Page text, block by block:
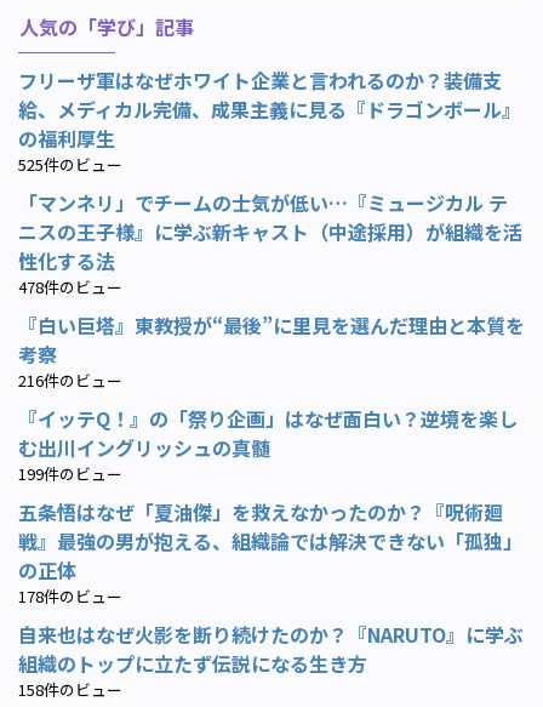
人気の「学び」記事
フリーザ軍はなぜホワイト企業と言われるのか？装備支
給、メディカル完備、成果主義に見る『ドラゴンボール』
の福利厚生
525件のビュー
「マンネリ」でチームの士気が低い…『ミュージカル テ
ニスの王子様』に学ぶ新キャスト（中途採用）が組織を活
性化する法
478件のビュー
『白い巨塔』東教授が“最後”に里見を選んだ理由と本質を
考察
216件のビュー
『イッテQ！』の「祭り企画」はなぜ面白い？逆境を楽し
む出川イングリッシュの真髄
199件のビュー
五条悟はなぜ「夏油傑」を救えなかったのか？『呪術廻
戦』最強の男が抱える、組織論では解決できない「孤独」
の正体
178件のビュー
自来也はなぜ火影を断り続けたのか？『NARUTO』に学ぶ
組織のトップに立たず伝説になる生き方
158件のビュー